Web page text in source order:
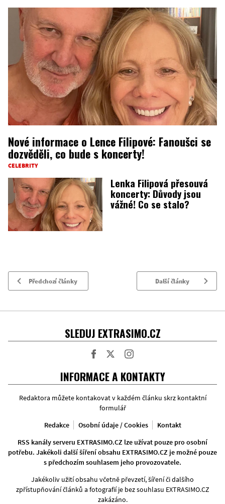
Nové informace o Lence Filipové: Fanoušci se
dozvěděli, co bude s koncerty!
CELEBRITY
Lenka Filipová přesouvá
koncerty: Důvody jsou
vážné! Co se stalo?
Předchozí články Další články
SLEDUJ EXTRASIMO.CZ
INFORMACE A KONTAKTY
Redaktora můžete kontakovat v každém článku skrz kontaktní
formulář
Redakce
Osobní údaje / Cookies
Kontakt
RSS kanály serveru EXTRASIMO.CZ lze užívat pouze pro osobní
potřebu. Jakékoli další šíření obsahu EXTRASIMO.CZ je možné pouze
s předchozím souhlasem jeho provozovatele.
Jakékoliv užití obsahu včetně převzetí, šíření či dalšího
zpřístupňování článků a fotografií je bez souhlasu EXTRASIMO.CZ
zakázáno.